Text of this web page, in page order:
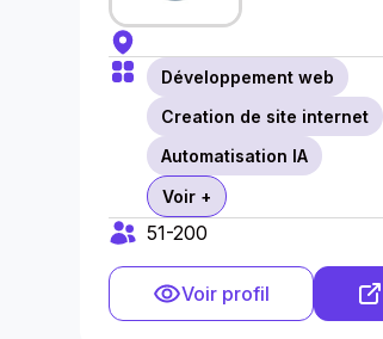
Développement web
Creation de site internet
Automatisation IA
Voir +
51-200
Voir profil